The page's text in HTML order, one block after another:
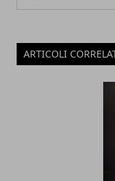
ARTICOLI